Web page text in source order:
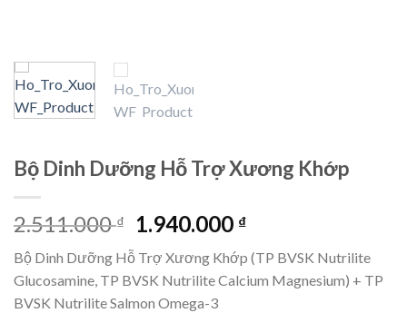
Bộ Dinh Dưỡng Hỗ Trợ Xương Khớp
2.511.000₫
Original
was:
2.511.000 ₫.
1.940.000 ₫Current
is:
1.940.000 ₫.
Bộ Dinh Dưỡng Hỗ Trợ Xương Khớp (TP BVSK Nutrilite
Glucosamine, TP BVSK Nutrilite Calcium Magnesium) + TP
BVSK Nutrilite Salmon Omega-3